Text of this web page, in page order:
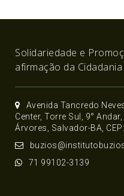
Solidariedade e
afirmação da Cidadania
Avenida Tancredo
Center, Torre Sul, 9°
Árvores, Salvador-BA,
71 99102-3139